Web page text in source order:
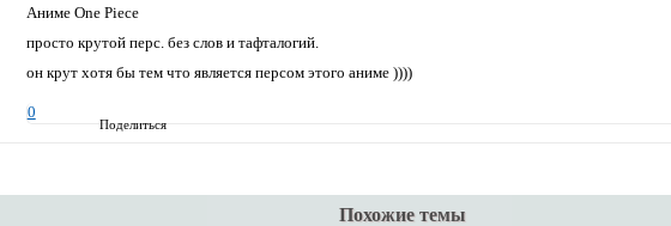
Поделиться
Аниме One Piece
просто крутой перс. без слов и тафталогий.
он крут хотя бы тем что является персом этого аниме ))))
0
Похожие темы